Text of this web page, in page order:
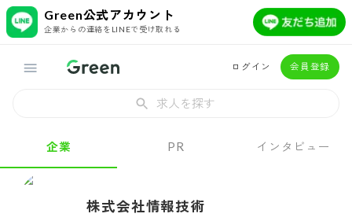
Green公式アカウント
企業からの連絡をLINEで受け取れる
ログイン 会員登録
求人を探す
企業 PR インタビュー
株式会社情報技術